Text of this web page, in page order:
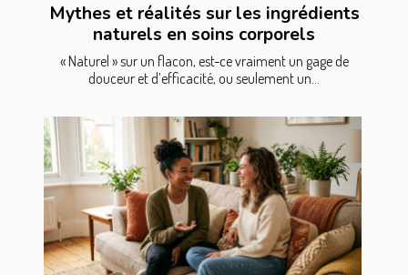
Mythes et réalités sur les ingrédients
naturels en soins corporels
« Naturel » sur un flacon, est-ce vraiment un gage de
douceur et d’efficacité, ou seulement un...